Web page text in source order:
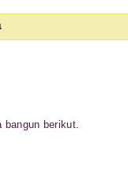
bangun berikut.